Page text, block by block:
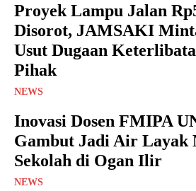
Proyek Lampu Jalan
Disorot, JAMSAKI
Usut Dugaan
Pihak
NEWS
Inovasi Dosen FMIPA
Gambut Jadi Air Layak
Sekolah di Ogan Ilir
NEWS